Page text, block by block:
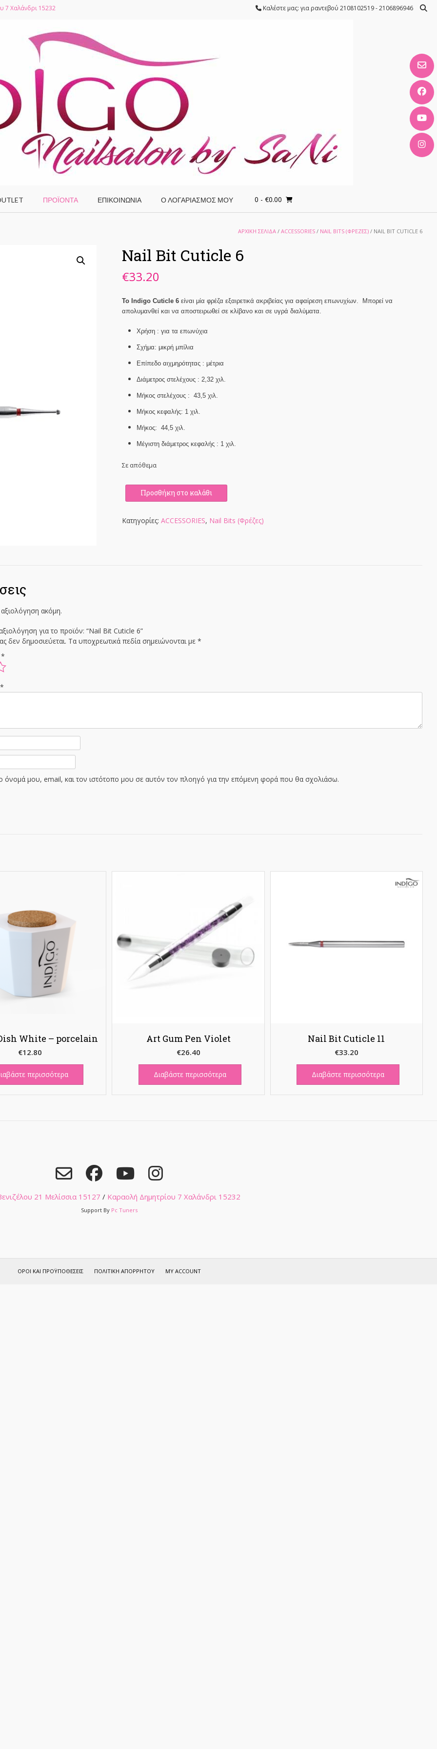
7 Χαλάνδρι 15232 Καλέστε μας: για ραντεβού 2108102519 - 2106896946
ΠΡΟΪΌΝΤΑ ΕΠΙΚΟΙΝΩΝΙΑ Ο ΛΟΓΑΡΙΑΣΜΌΣ ΜΟΥ 0 - €0.00
ΑΡΧΙΚΉ ΣΕΛΊΔΑ / ACCESSORIES / NAIL BITS (ΦΡΈΖΕΣ) / NAIL BIT CUTICLE 6
Nail Bit Cuticle 6
€33.20
Το Indigo Cuticle 6είναι μία φρέζα εξαιρετικά ακριβείας για αφαίρεση επωνυχίων. Μπορεί να
απολυμανθεί και να αποστειρωθεί σε κλίβανο και σε υγρά διαλύματα.
Χρήση : για τα επωνύχια
Σχήμα: μικρή μπίλια
Επίπεδο αιχμηρότητας : μέτρια
Διάμετρος στελέχους : 2,32 χιλ.
Μήκος στελέχους : 43,5χιλ.
Μήκος κεφαλής: 1 χιλ.
Μήκος: 44,5 χιλ.
Μέγιστη διάμετρος κεφαλής : 1 χιλ.
Σε απόθεμα
Bit
6
Προσθήκη στο καλάθι
Κατηγορίες: ACCESSORIES, Nail Bits (Φρέζες)
ακόμη.
για το προϊόν: “Nail Bit Cuticle 6”
δεν δημοσιεύεται. Τα υποχρεωτικά πεδία σημειώνονται με*
*
*
όνομά μου, email, και τον ιστότοπο μου σε αυτόν τον πλοηγό για την επόμενη φορά που θα σχολιάσω.
White – porcelain
€12.80
περισσότερα
Art Gum Pen Violet
€26.40
Διαβάστε περισσότερα
Nail Bit Cuticle 11
€33.20
Διαβάστε περισσότερα
21 Μελίσσια 15127 / Καραολή Δημητρίου 7 Χαλάνδρι 15232
Support By Pc Tuners
ΌΡΟΙ ΚΑΙ ΠΡΟΫΠΟΘΈΣΕΙΣ ΠΟΛΙΤΙΚΉ ΑΠΟΡΡΉΤΟΥ MY ACCOUNT